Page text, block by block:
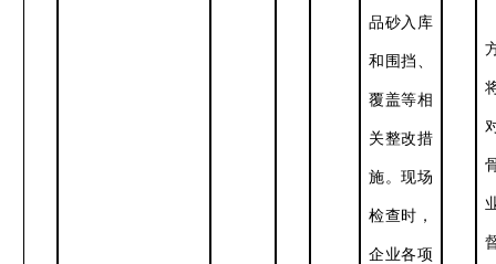
品砂入库
和围挡、
覆盖等相
关整改措
施。现场
检查时，
企业各项